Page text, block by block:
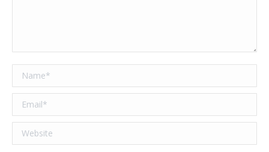
Name *
Email *
Website